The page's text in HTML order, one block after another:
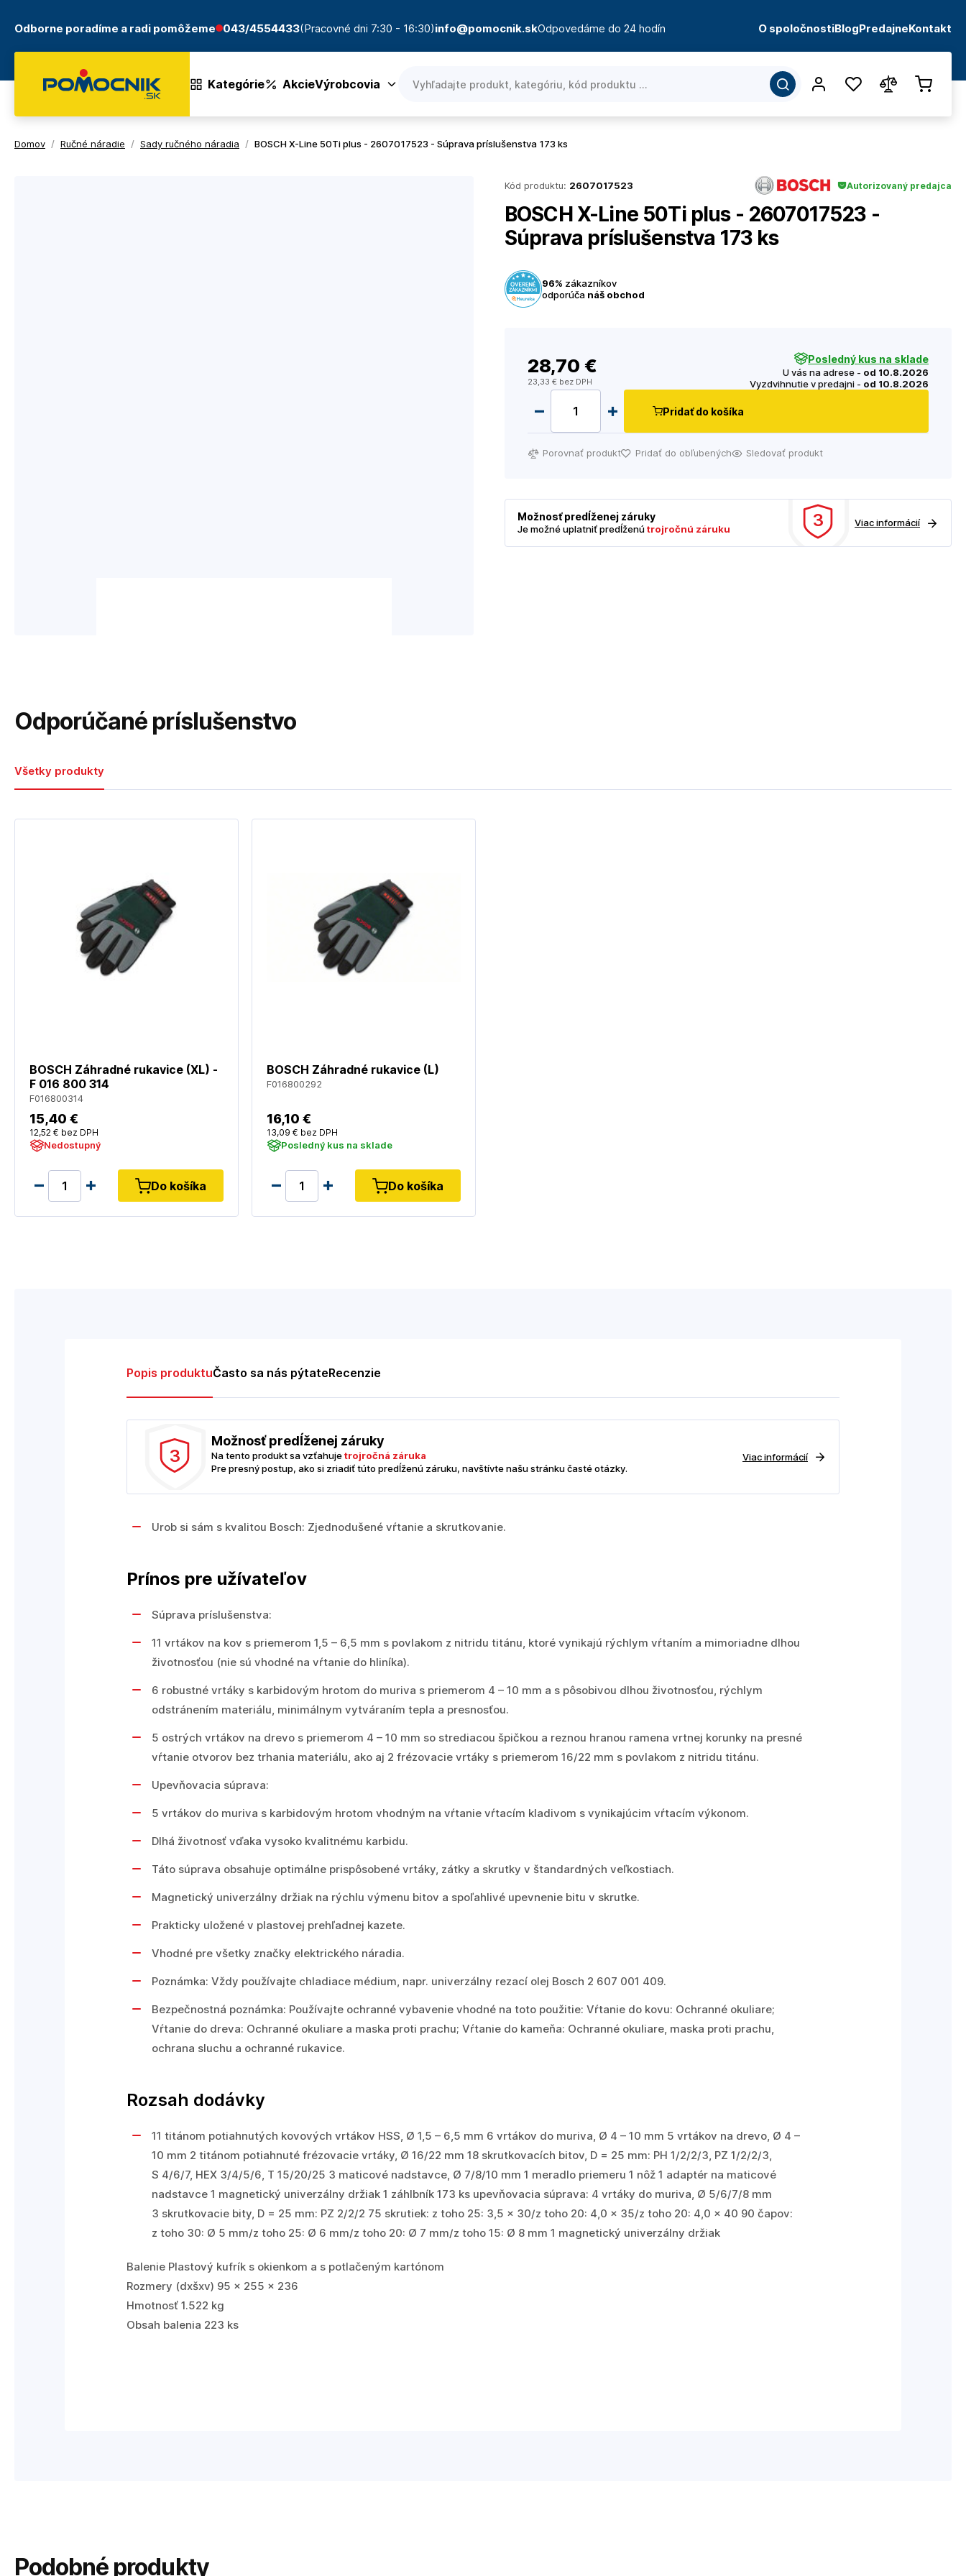
Odborne poradíme a radi pomôžeme 043/4554433(Pracovné dni 7:30 - 16:30)info@pomocnik.skOdpovedáme do 24 hodín O spoločnostiBlogPredajneKontakt
Kategórie AkcieVýrobcovia
Domov / Ručné náradie / Sady ručného náradia / BOSCH X-Line 50Ti plus - 2607017523 - Súprava príslušenstva 173 ks
Kód produktu: 2607017523 Autorizovaný predajca
BOSCH X-Line 50Ti plus - 2607017523 -
Súprava príslušenstva 173 ks
96% zákazníkov
odporúča náš obchod
28,70 €
23 ,33 € bez DPH
Posledný kus na sklade
U vás na adrese - od 10.8.2026
Vyzdvihnutie v predajni - od 10.8.2026
Pridať do košíka
Porovnať produkt Pridať do obľubených Sledovať produkt
Možnosť predĺženej záruky
Je možné uplatniť predĺženútrojročnú záruku 3 Viac informácií
Odporúčané príslušenstvo
Všetky produkty
BOSCH Záhradné rukavice (XL) -
F 016 800 314
F016800314
15,40 €
12,52 € bez DPH
Nedostupný
Do košíka
BOSCH Záhradné rukavice (L)
F016800292
16,10 €
13,09 € bez DPH
Posledný kus na sklade
Do košíka
Popis produktuČasto sa nás pýtateRecenzie
3
Možnosť predĺženej záruky
Na tento produkt sa vzťahujetrojročná záruka
Pre presný postup, ako si zriadiť túto predĺženú záruku, navštívte našu stránku časté otázky.
Viac informácií
Urob si sám s kvalitou Bosch: Zjednodušené vŕtanie a skrutkovanie.
Prínos pre užívateľov
Súprava príslušenstva:
11 vrtákov na kov s priemerom 1,5 – 6,5 mm s povlakom z nitridu titánu, ktoré vynikajú rýchlym vŕtaním a mimoriadne dlhou
životnosťou (nie sú vhodné na vŕtanie do hliníka).
6 robustné vrtáky s karbidovým hrotom do muriva s priemerom 4 – 10 mm a s pôsobivou dlhou životnosťou, rýchlym
odstránením materiálu, minimálnym vytváraním tepla a presnosťou.
5 ostrých vrtákov na drevo s priemerom 4 – 10 mm so strediacou špičkou a reznou hranou ramena vrtnej korunky na presné
vŕtanie otvorov bez trhania materiálu, ako aj 2 frézovacie vrtáky s priemerom 16/22 mm s povlakom z nitridu titánu.
Upevňovacia súprava:
5 vrtákov do muriva s karbidovým hrotom vhodným na vŕtanie vŕtacím kladivom s vynikajúcim vŕtacím výkonom.
Dlhá životnosť vďaka vysoko kvalitnému karbidu.
Táto súprava obsahuje optimálne prispôsobené vrtáky, zátky a skrutky v štandardných veľkostiach.
Magnetický univerzálny držiak na rýchlu výmenu bitov a spoľahlivé upevnenie bitu v skrutke.
Prakticky uložené v plastovej prehľadnej kazete.
Vhodné pre všetky značky elektrického náradia.
Poznámka: Vždy používajte chladiace médium, napr. univerzálny rezací olej Bosch 2 607 001 409.
Bezpečnostná poznámka: Používajte ochranné vybavenie vhodné na toto použitie: Vŕtanie do kovu: Ochranné okuliare;
Vŕtanie do dreva: Ochranné okuliare a maska proti prachu; Vŕtanie do kameňa: Ochranné okuliare, maska proti prachu,
ochrana sluchu a ochranné rukavice.
Rozsah dodávky
11 titánom potiahnutých kovových vrtákov HSS, Ø 1,5 – 6,5 mm 6 vrtákov do muriva, Ø 4 – 10 mm 5 vrtákov na drevo, Ø 4 –
10 mm 2 titánom potiahnuté frézovacie vrtáky, Ø 16/22 mm 18 skrutkovacích bitov, D = 25 mm: PH 1/2/2/3, PZ 1/2/2/3,
S 4/6/7, HEX 3/4/5/6, T 15/20/25 3 maticové nadstavce, Ø 7/8/10 mm 1 meradlo priemeru 1 nôž 1 adaptér na maticové
nadstavce 1 magnetický univerzálny držiak 1 záhlbník 173 ks upevňovacia súprava: 4 vrtáky do muriva, Ø 5/6/7/8 mm
3 skrutkovacie bity, D = 25 mm: PZ 2/2/2 75 skrutiek: z toho 25: 3,5 x 30/z toho 20: 4,0 x 35/z toho 20: 4,0 x 40 90 čapov:
z toho 30: Ø 5 mm/z toho 25: Ø 6 mm/z toho 20: Ø 7 mm/z toho 15: Ø 8 mm 1 magnetický univerzálny držiak
Balenie Plastový kufrík s okienkom a s potlačeným kartónom
Rozmery (dxšxv) 95 x 255 x 236
Hmotnosť 1.522 kg
Obsah balenia 223 ks
Podobné produkty